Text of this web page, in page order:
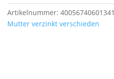
x
30
mm,
Artikelnummer: 40056740601341
Mutter verzinkt verschieden